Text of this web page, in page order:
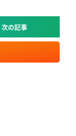
次の記事